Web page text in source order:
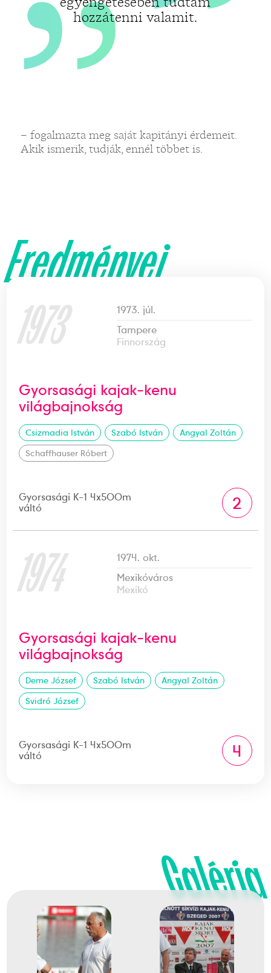
hozzátenni valamit.
– fogalmazta meg saját kapitányi érdemeit.
Akik ismerik, tudják, ennél többet is.
Eredményei
1973
1973. júl.
Tampere
Finnország
Gyorsasági kajak-kenu
világbajnokság
Csizmadia István Szabó István
Angyal Zoltán
Schaffhauser Róbert
Gyorsasági K-1 4x500m
váltó
2
1974
1974. okt.
Mexikóváros
Mexikó
Gyorsasági kajak-kenu
világbajnokság
Deme József Szabó István
Angyal Zoltán
Svidró József
Gyorsasági K-1 4x500m
váltó
4
Galéria